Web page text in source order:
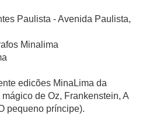
Paulista - Avenida Paulista,
Minalima
edicões MinaLima da
de Oz, Frankenstein, A
pequeno príncipe).